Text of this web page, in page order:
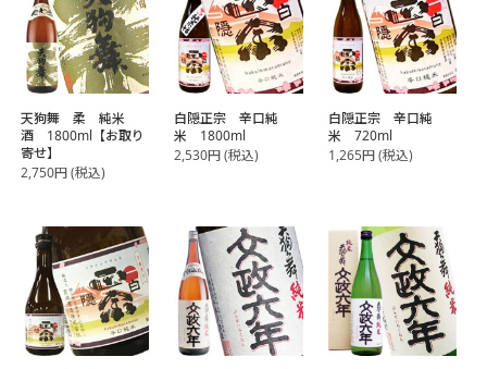
天狗舞 柔 純米
酒 1800ml【お取り
寄せ】
2,750円(税込)
白隠正宗 辛口純
米 1800ml
2,530円(税込)
白隠正宗 辛口純
米 720ml
1,265円(税込)